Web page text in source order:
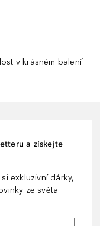
v krásném balení¹
a získejte
exkluzivní dárky,
ze světa